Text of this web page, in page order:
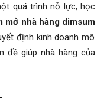
quá trình nỗ lực, học
mở nhà hàng dimsum
định kinh doanh mô
đề giúp nhà hàng của